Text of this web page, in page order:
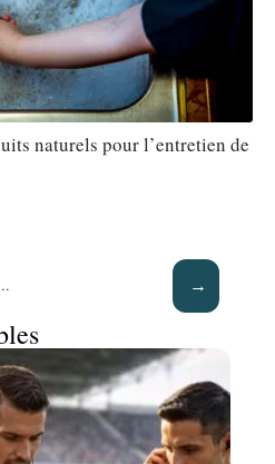
naturels pour l’entretien de